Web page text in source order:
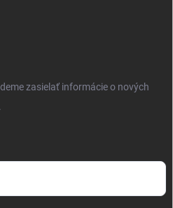
zasielať informácie o nových